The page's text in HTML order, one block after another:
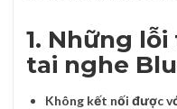
1. Những
tai nghe
Không kết nối được